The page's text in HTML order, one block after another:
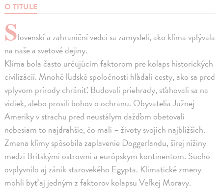
O TITULE
Slovenskí a zahraniční vedci sa zamysleli, ako klíma vplývala
na naše a svetové dejiny.
Klíma bola často určujúcim faktorom pre kolaps historických
civilizácií. Mnohé ľudské spoločnosti hľadali cesty, ako sa pred
vplyvom prírody chrániť. Budovali priehrady, sťahovali sa na
vidiek, alebo prosili bohov o ochranu. Obyvatelia Južnej
Ameriky v strachu pred neustálym dažďom obetovali
nebesiam to najdrahšie, čo mali – životy svojich najbližších.
Zmena klímy spôsobila zaplavenie Doggerlandu, šírej nížiny
medzi Britskými ostrovmi a európskym kontinentom. Sucho
ovplyvnilo aj zánik starovekého Egypta. Klimatické zmeny
mohli byť aj jedným z faktorov kolapsu Veľkej Moravy.